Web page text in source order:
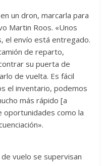
un dron, marcarla para
Martin Roos. «Unos
el envío está entregado.
de reparto,
su puerta de
de vuelta. Es fácil
el inventario, podemos
más rápido [a
oportunidades como la
vuelo se supervisan